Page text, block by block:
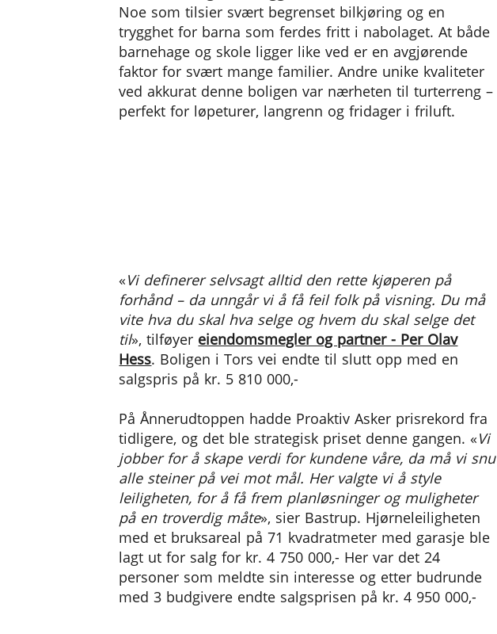
Noe som tilsier svært begrenset bilkjøring og en
trygghet for barna som ferdes fritt i nabolaget. At både
barnehage og skole ligger like ved er en avgjørende
faktor for svært mange familier. Andre unike kvaliteter
ved akkurat denne boligen var nærheten til turterreng –
perfekt for løpeturer, langrenn og fridager i friluft.
«Vi definerer selvsagt alltid den rette kjøperen på
forhånd – da unngår vi å få feil folk på visning. Du må
vite hva du skal hva selge og hvem du skal selge det
til», tilføyer eiendomsmegler og partner - Per Olav
Hess. Boligen i Tors vei endte til slutt opp med en
salgspris på kr. 5 810 000,-
På Ånnerudtoppen hadde Proaktiv Asker prisrekord fra
tidligere, og det ble strategisk priset denne gangen. «Vi
jobber for å skape verdi for kundene våre, da må vi snu
alle steiner på vei mot mål. Her valgte vi å style
leiligheten, for å få frem planløsninger og muligheter
på en troverdig måte», sier Bastrup. Hjørneleiligheten
med et bruksareal på 71 kvadratmeter med garasje ble
lagt ut for salg for kr. 4 750 000,- Her var det 24
personer som meldte sin interesse og etter budrunde
med 3 budgivere endte salgsprisen på kr. 4 950 000,-